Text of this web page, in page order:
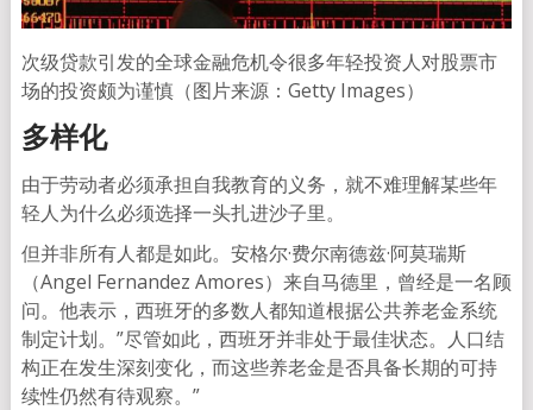
次级贷款引发的全球金融危机令很多年轻投资人对股票市
场的投资颇为谨慎（图片来源：Getty Images）
多样化
由于劳动者必须承担自我教育的义务，就不难理解某些年
轻人为什么必须选择一头扎进沙子里。
但并非所有人都是如此。安格尔·费尔南德兹·阿莫瑞斯
（Angel Fernandez Amores）来自马德里，曾经是一名顾
问。他表示，西班牙的多数人都知道根据公共养老金系统
制定计划。”尽管如此，西班牙并非处于最佳状态。人口结
构正在发生深刻变化，而这些养老金是否具备长期的可持
续性仍然有待观察。”